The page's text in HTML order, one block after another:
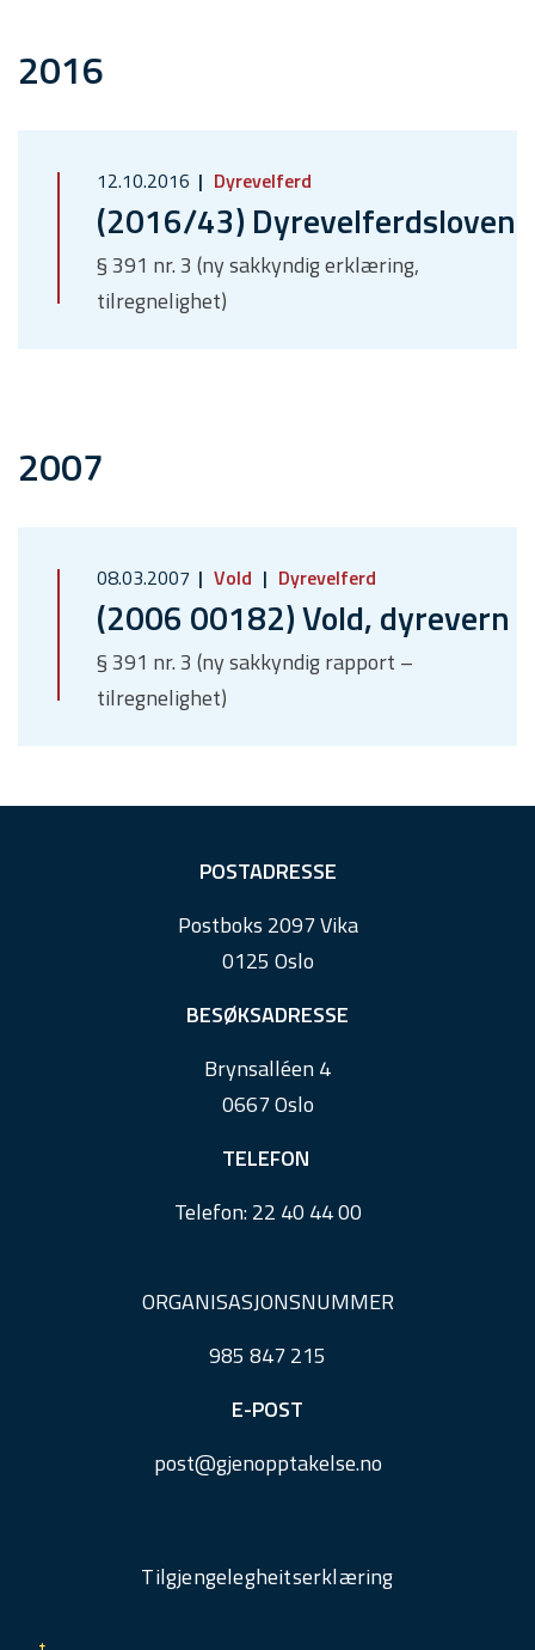
2016
12.10.2016 Dyrevelferd
(2016/43) Dyrevelferdsloven
§ 391 nr. 3 (ny sakkyndig erklæring,
tilregnelighet)
2007
08.03.2007 Vold Dyrevelferd
(2006 00182) Vold, dyrevern
§ 391 nr. 3 (ny sakkyndig rapport –
tilregnelighet)
POSTADRESSE
Postboks 2097 Vika
0125 Oslo
BESØKSADRESSE
Brynsalléen 4
0667 Oslo
TELEFON
Telefon:22 40 44 00
ORGANISASJONSNUMMER
985 847 215
E-POST
post@gjenopptakelse.no
Tilgjengelegheitserklæring